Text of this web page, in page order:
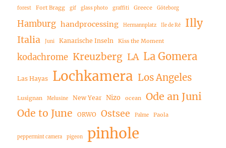
forest Fort Bragg gif glass photo graffiti Greece Göteborg
Hamburg handprocessing Hermannplatz Ile de Ré Illy
Italia Juni Kanarische Inseln Kiss the Moment
kodachrome Kreuzberg LA La Gomera
Las Hayas Lochkamera Los Angeles
Lusignan Melusine New Year Nizo ocean
Ode an Juni
Ode to June
ORWO Ostsee Palme Paola
peppermint camera pigeon pinhole